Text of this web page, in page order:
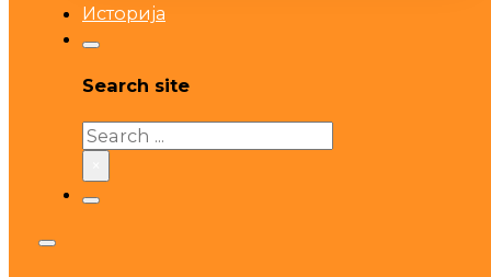
Историја
Search site
Search